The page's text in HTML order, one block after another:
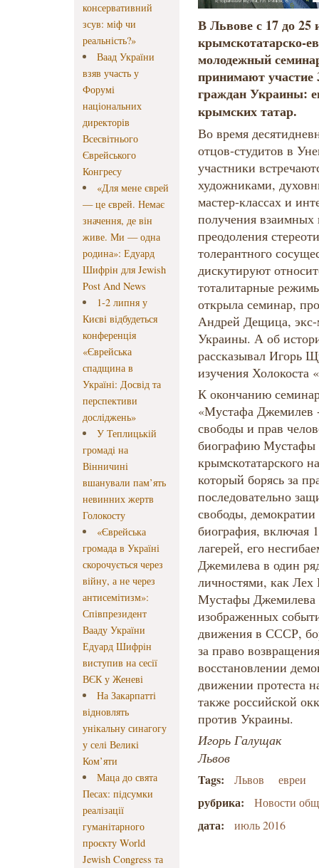
консервативний
зсув: міф чи
реальність?»
Ваад України
взяв участь у
Форумі
національних
директорів
Всесвітнього
Єврейського
Конгресу
«Для мене єврей
— це єврей. Немає
значення, де він
живе. Ми — одна
родина»: Едуард
Шифрін для Jewish
Post And News
1-2 липня у
Києві відбудеться
конференція
«Єврейська
спадщина в
Україні: Досвід та
перспективи
досліджень»
У Теплицькій
громаді на
Вінничині
вшанували пам’ять
невинних жертв
Голокосту
«Єврейська
громада в Україні
скорочується через
війну, а не через
антисемітизм»:
Співпрезидент
Вааду України
Едуард Шифрін
виступив на сесії
ВЄК у Женеві
На Закарпатті
відновлять
унікальну синагогу
у селі Великі
Ком’яти
Маца до свята
Песах: підсумки
реалізації
гуманітарного
проєкту World
Jewish Congress та
В Львове с 17 до
крымскотатарско-
молодежный
принимают участие
граждан Украины:
крымских татар.
Во время
отцов-студитов в
участники
художниками,
мастер-классах и
получения взаимных
преодоления
толерантного
дискутируют
тоталитарные
открыла семинар,
Андрей Дещица,
Украины. А об
рассказывал Игорь
изучения Холокоста
К окончанию
«Мустафа Джемилев
свободы и прав
биографию Мустафы
крымскотатарского
который борясь за
последовательно
свободы,
биография, включая
лагерей, его
Джемилева в один
личностями, как
Мустафы Джемилева
изображенных
движения в СССР,
за право
восстановлении
движении протеста
также российской
против Украины.
Игорь Галущак
Львов
Tags: Львов евреи
рубрика: Новости
дата: июль 2016